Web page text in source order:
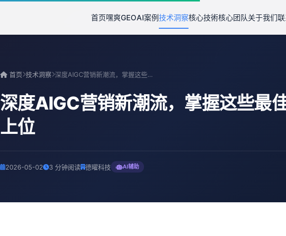
首页嘿爽GEOAI案例技术洞察核心技術核心团队关于我们
首页 技术洞察 深度AIGC营销新潮流，掌握这些最佳实践轻松上位
深度AIGC营销新潮流，掌握这些最
上位
2026-05-02 3 分钟阅读 德曜科技 AI辅助